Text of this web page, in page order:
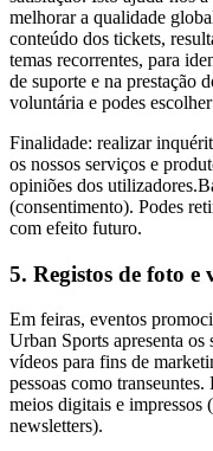
melhorar a qualidade
conteúdo dos tickets,
temas recorrentes, para
de suporte e na prestação
voluntária e podes
Finalidade: realizar
os nossos serviços e
opiniões dos
(consentimento). Podes
com efeito futuro.
5. Registos de foto e
Em feiras, eventos
Urban Sports apresenta os
vídeos para fins de
pessoas como
meios digitais e impressos
newsletters).